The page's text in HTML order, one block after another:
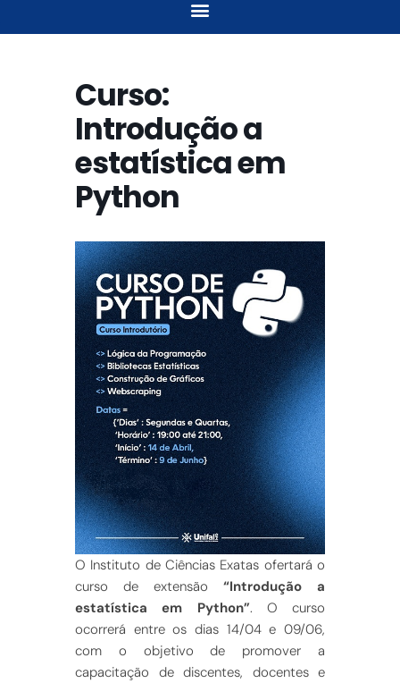
Curso:
Introdução a
estatística em
Python
O Instituto de Ciências Exatas ofertará o
curso de extensão “Introdução a
estatística em Python”. O curso
ocorrerá entre os dias 14/04 e 09/06,
com o objetivo de promover a
capacitação de discentes, docentes e